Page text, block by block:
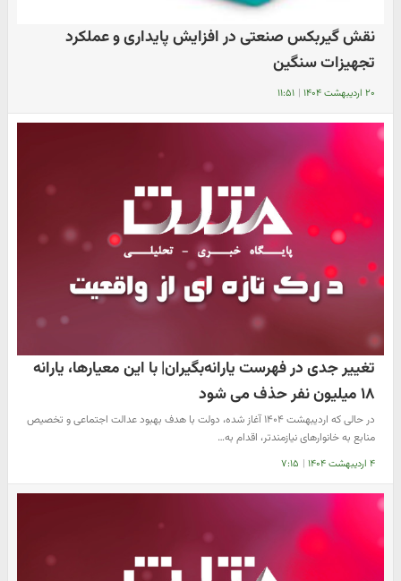
نقش گیربکس صنعتی در افزایش پایداری و عملکرد
تجهیزات سنگین
۲۰ اردیبهشت ۱۴۰۴ | ۱۱:۵۱
تغییر جدی در فهرست یارانه‌بگیران| با این معیارها، یارانه
۱۸ میلیون نفر حذف می شود
در حالی که اردیبهشت ۱۴۰۴ آغاز شده، دولت با هدف بهبود عدالت اجتماعی و تخصیص
منابع به خانوارهای نیازمندتر، اقدام به…
۴ اردیبهشت ۱۴۰۴ | ۷:۱۵